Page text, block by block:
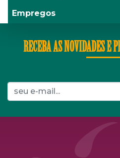
Empregos
RECEBA AS NOVIDADES E